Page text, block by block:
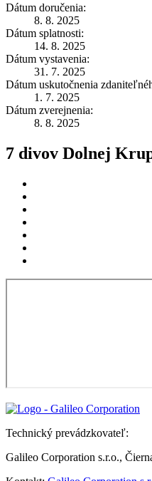
Dátum doručenia:
8. 8. 2025
Dátum splatnosti:
14. 8. 2025
Dátum vystavenia:
31. 7. 2025
Dátum uskutočnenia
1. 7. 2025
Dátum zverejnenia:
8. 8. 2025
7 divov Dolnej
Technický prevádzkovateľ:
Galileo Corporation s.r.o.,